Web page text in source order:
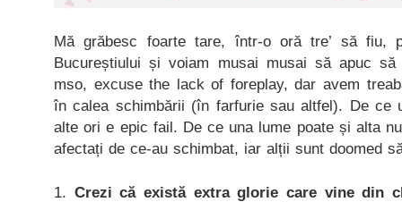
Mă grăbesc foarte tare, într-o oră tre’ să fiu,
Bucureștiului și voiam musai musai să apuc
mso, excuse the lack of foreplay, dar avem
în calea schimbării (în farfurie sau altfel). De ce
alte ori e epic fail. De ce una lume poate și alta
afectați de ce-au schimbat, iar alții sunt doomed
1. Crezi că există extra glorie care vine din